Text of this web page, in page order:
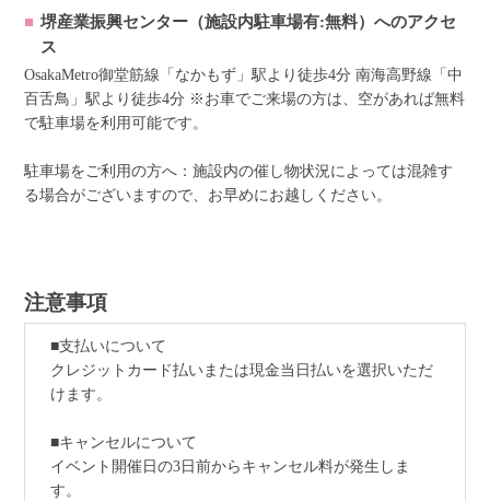
堺産業振興センター（施設内駐車場有:無料）へのアクセ
ス
OsakaMetro御堂筋線「なかもず」駅より徒歩4分 南海高野線「中
百舌鳥」駅より徒歩4分 ※お車でご来場の方は、空があれば無料
で駐車場を利用可能です。
駐車場をご利用の方へ：施設内の催し物状況によっては混雑す
る場合がございますので、お早めにお越しください。
注意事項
■支払いについて
クレジットカード払いまたは現金当日払いを選択いただ
けます。
■キャンセルについて
イベント開催日の3日前からキャンセル料が発生しま
す。